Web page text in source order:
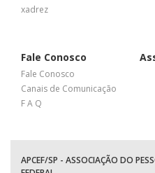
xadrez
Fale Conosco
Fale Conosco
Canais de Comunicação
F A Q
APCEF/SP - ASSOCIAÇÃO DO